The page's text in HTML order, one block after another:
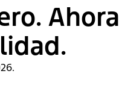
Ahora